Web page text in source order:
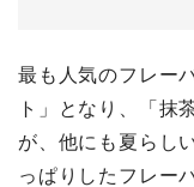
最も人気のフレー
ト」となり、「抹
が、他にも夏らし
っぱりしたフレー